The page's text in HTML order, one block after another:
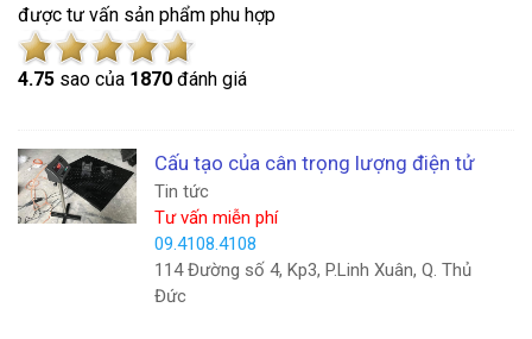
được tư vấn sản phẩm phu hợp
4.75 sao của 1870 đánh giá
Cấu tạo của cân trọng lượng điện tử
Tin tức
Tư vấn miễn phí
09.4108.4108
114 Đường số 4, Kp3, P.Linh Xuân, Q. Thủ
Đức